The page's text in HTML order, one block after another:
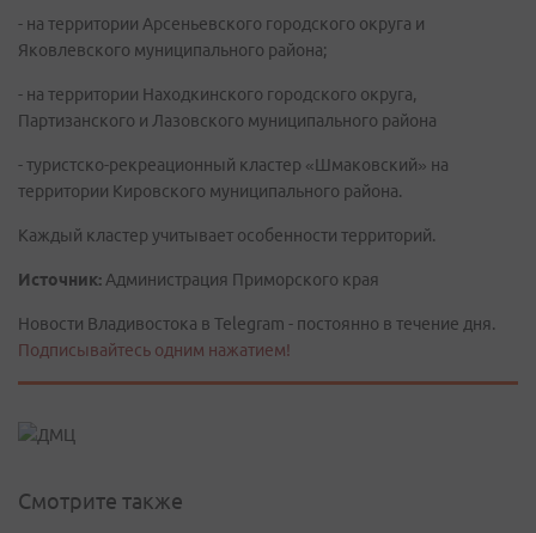
- на территории Арсеньевского городского округа и
Яковлевского муниципального района;
- на территории Находкинского городского округа,
Партизанского и Лазовского муниципального района
- туристско-рекреационный кластер «Шмаковский» на
территории Кировского муниципального района.
Каждый кластер учитывает особенности территорий.
Источник: Администрация Приморского края
Новости Владивостока в Telegram - постоянно в течение дня.
Подписывайтесь одним нажатием!
Смотрите также